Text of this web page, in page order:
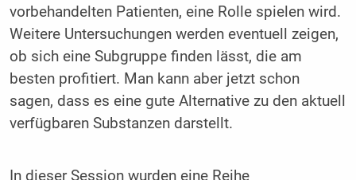
vorbehandelten Patienten, eine Rolle spielen wird.
Weitere Untersuchungen werden eventuell zeigen,
ob sich eine Subgruppe finden lässt, die am
besten profitiert. Man kann aber jetzt schon
sagen, dass es eine gute Alternative zu den aktuell
verfügbaren Substanzen darstellt.
In dieser Session wurden eine Reihe